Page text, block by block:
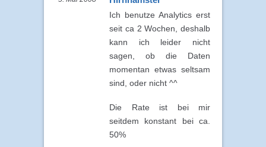
Ich benutze Analytics erst
seit ca 2 Wochen, deshalb
kann ich leider nicht
sagen, ob die Daten
momentan etwas seltsam
sind, oder nicht ^^
Die Rate ist bei mir
seitdem konstant bei ca.
50%